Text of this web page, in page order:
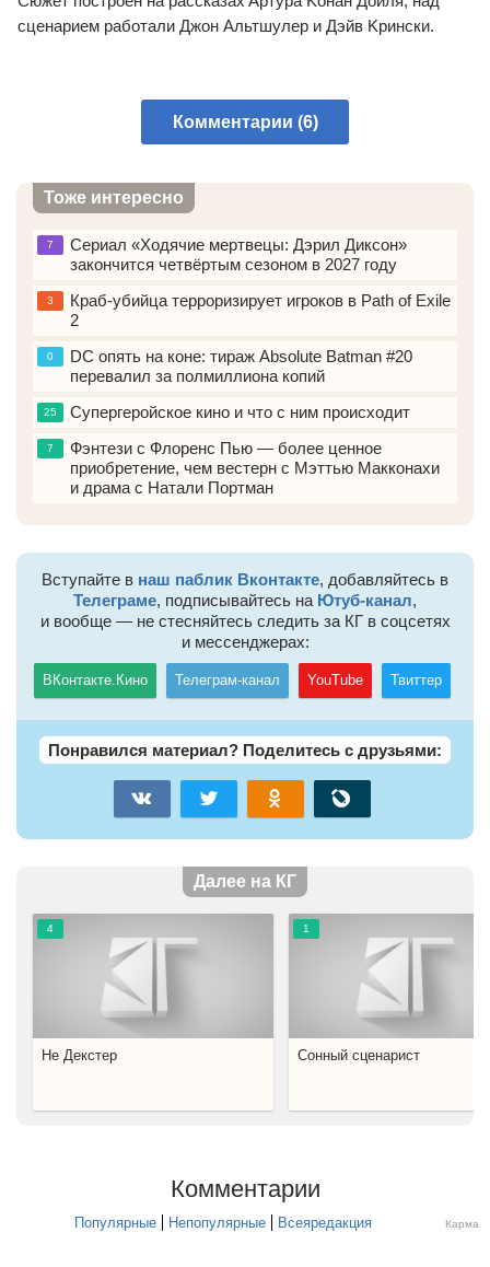
cцeнapиeм paбoтaли Джoн Aльтшyлep и Дэйв Kpинcки.
Комментарии (6)
Тоже интересно
7
Сериал «Ходячие мертвецы: Дэрил Диксон»
закончится четвёртым сезоном в 2027 году
3
Краб-убийца терроризирует игроков в Path of Exile
2
0
DC опять на коне: тираж Absolute Batman #20
перевалил за полмиллиона копий
25 Супергеройское кино и что с ним происходит
7
Фэнтези с Флоренс Пью — более ценное
приобретение, чем вестерн с Мэттью Макконахи
и драма с Натали Портман
Вступайте в наш паблик Вконтакте, добавляйтесь в
Телеграме, подписывайтесь на Ютуб-канал,
и вообще — не стесняйтесь следить за КГ в соцсетях
и мессенджерах:
ВКонтакте.Кино Телеграм-канал YouTube Твиттер
Понравился материал? Поделитесь с друзьями:
Далее на КГ
4
He Дeкcтep
1
Coнный cцeнapиcт
Комментарии
Популярные Непопулярные Всеяредакция Карма